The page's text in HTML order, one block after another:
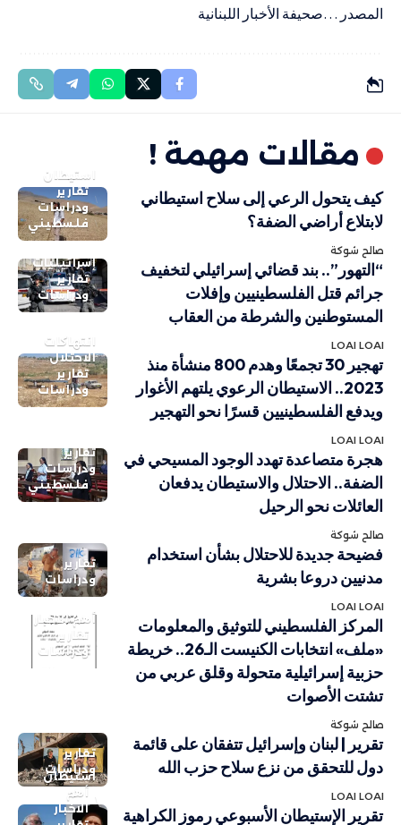
المصدر …صحيفة الأخبار اللبنانية
مقالات مهمة !
استيطان
تقارير
ودراسات
فلسطيني
كيف يتحول الرعي إلى سلاح استيطاني
لابتلاع أراضي الضفة؟
صالح شوكة
إسرائيليات
تقارير
ودراسات
“التهور”.. بند قضائي إسرائيلي لتخفيف
جرائم قتل الفلسطينيين وإفلات
المستوطنين والشرطة من العقاب
LOAI LOAI
انتهاكات
الاحتلال
تقارير
ودراسات
تهجير 30 تجمعًا وهدم 800 منشأة منذ
2023.. الاستيطان الرعوي يلتهم الأغوار
ويدفع الفلسطينيين قسرًا نحو التهجير
LOAI LOAI
تقارير
ودراسات
فلسطيني
هجرة متصاعدة تهدد الوجود المسيحي في
الضفة.. الاحتلال والاستيطان يدفعان
العائلات نحو الرحيل
صالح شوكة
تقارير
ودراسات
فضيحة جديدة للاحتلال بشأن استخدام
مدنيين دروعا بشرية
LOAI LOAI
أهم الاخبار
تقارير
ودراسات
المركز الفلسطيني للتوثيق والمعلومات
«ملف» انتخابات الكنيست الـ26.. خريطة
حزبية إسرائيلية متحولة وقلق عربي من
تشتت الأصوات
صالح شوكة
تقارير
ودراسات
تقرير | لبنان وإسرائيل تتفقان على قائمة
دول للتحقق من نزع سلاح حزب الله
LOAI LOAI
استيطان
أهم
الاخبار
تقرير الإستيطان الأسبوعي رموز الكراهية